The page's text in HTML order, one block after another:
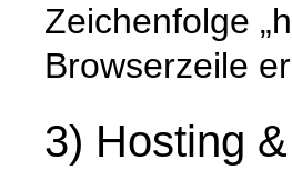
Zeichenfolge
Browserzeile
3) Hosting